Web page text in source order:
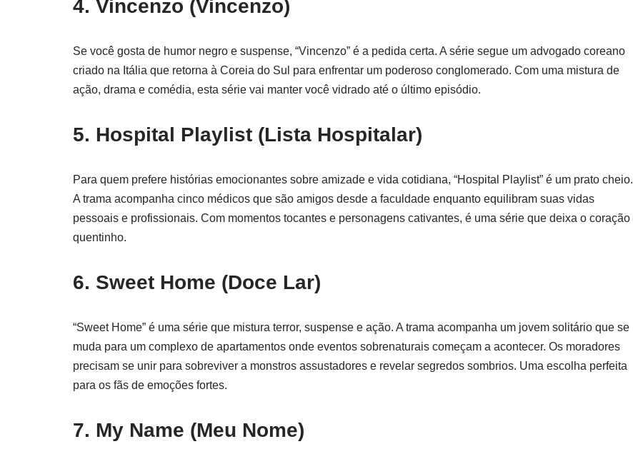
4. Vincenzo (Vincenzo)
Se você gosta de humor negro e suspense, “Vincenzo” é a pedida certa. A série segue um advogado coreano
criado na Itália que retorna à Coreia do Sul para enfrentar um poderoso conglomerado. Com uma mistura de
ação, drama e comédia, esta série vai manter você vidrado até o último episódio.
5. Hospital Playlist (Lista Hospitalar)
Para quem prefere histórias emocionantes sobre amizade e vida cotidiana, “Hospital Playlist” é um prato cheio.
A trama acompanha cinco médicos que são amigos desde a faculdade enquanto equilibram suas vidas
pessoais e profissionais. Com momentos tocantes e personagens cativantes, é uma série que deixa o coração
quentinho.
6. Sweet Home (Doce Lar)
“Sweet Home” é uma série que mistura terror, suspense e ação. A trama acompanha um jovem solitário que se
muda para um complexo de apartamentos onde eventos sobrenaturais começam a acontecer. Os moradores
precisam se unir para sobreviver a monstros assustadores e revelar segredos sombrios. Uma escolha perfeita
para os fãs de emoções fortes.
7. My Name (Meu Nome)